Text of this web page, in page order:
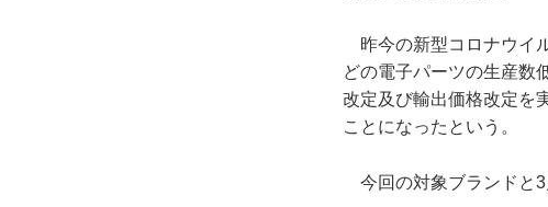
昨今の新型コロナウイ
どの電子パーツの生産数
改定及び輸出価格改定を
ことになったという。
今回の対象ブランドと3